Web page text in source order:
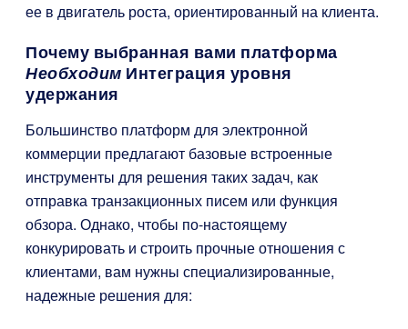
ее в двигатель роста, ориентированный на клиента.
Почему выбранная вами платформа
Необходим Интеграция уровня
удержания
Большинство платформ для электронной
коммерции предлагают базовые встроенные
инструменты для решения таких задач, как
отправка транзакционных писем или функция
обзора. Однако, чтобы по-настоящему
конкурировать и строить прочные отношения с
клиентами, вам нужны специализированные,
надежные решения для: